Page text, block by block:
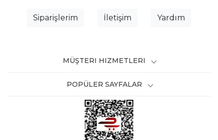
Siparişlerim İletişim Yardım
MÜŞTERI HIZMETLERI
POPÜLER SAYFALAR